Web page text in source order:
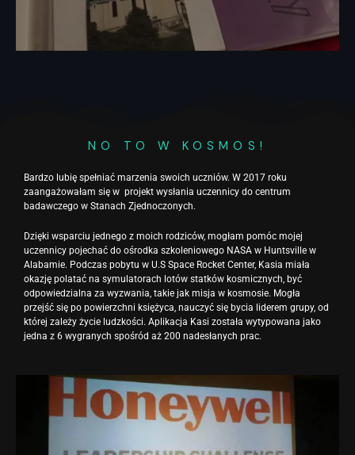
NO TO W KOSMOS!
Bardzo lubię spełniać marzenia swoich uczniów. W 2017 roku
zaangażowałam się w projekt wysłania uczennicy do centrum
badawczego w Stanach Zjednoczonych.
Dzięki wsparciu jednego z moich rodziców, mogłam pomóc mojej
uczennicy pojechać do ośrodka szkoleniowego NASA w Huntsville w
Alabamie. Podczas pobytu w U.S Space Rocket Center, Kasia miała
okazję polatać na symulatorach lotów statków kosmicznych, być
odpowiedzialna za wyzwania, takie jak misja w kosmosie. Mogła
przejść się po powierzchni księżyca, nauczyć się bycia liderem grupy, od
której zależy życie ludzkości. Aplikacja Kasi została wytypowana jako
jedna z 6 wygranych spośród aż 200 nadesłanych prac.